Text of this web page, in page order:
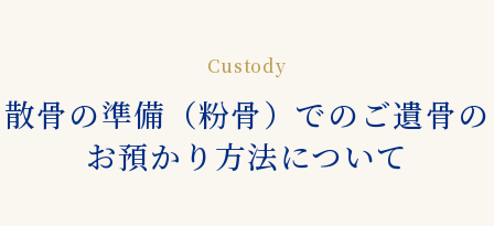
Custody
散骨の準備（粉骨）でのご遺骨の
お預かり方法について